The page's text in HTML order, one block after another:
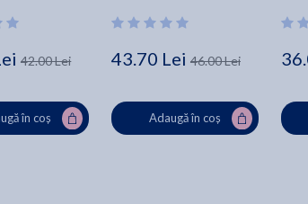
42.00 Lei
în coș
43.70 Lei 46.00 Lei
Adaugă în coș